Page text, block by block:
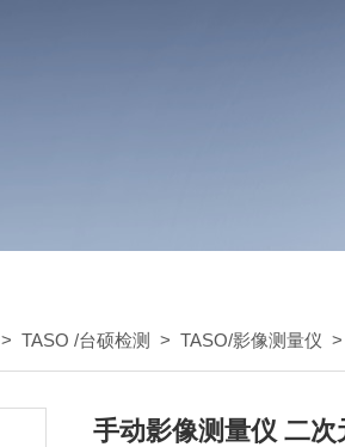
>TASO /台硕检测 >TASO/影像测量仪
手动影像测量仪 二